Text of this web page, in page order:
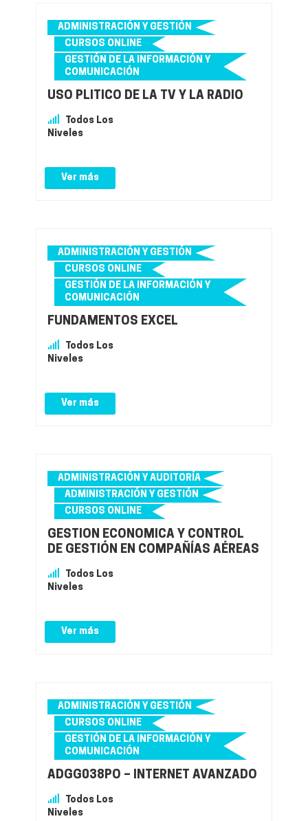
ADMINISTRACIÓN Y GESTIÓN
CURSOS ONLINE
GESTIÓN DE LA INFORMACIÓN Y
COMUNICACIÓN
USO PLÍTICO DE LA TV Y LA RADIO
Todos Los
Niveles
Ver más
ADMINISTRACIÓN Y GESTIÓN
CURSOS ONLINE
GESTIÓN DE LA INFORMACIÓN Y
COMUNICACIÓN
FUNDAMENTOS EXCEL
Todos Los
Niveles
Ver más
ADMINISTRACIÓN Y AUDITORÍA
ADMINISTRACIÓN Y GESTIÓN
CURSOS ONLINE
GESTIÓN ECONÓMICA Y CONTROL
DE GESTIÓN EN COMPAÑÍAS AÉREAS
Todos Los
Niveles
Ver más
ADMINISTRACIÓN Y GESTIÓN
CURSOS ONLINE
GESTIÓN DE LA INFORMACIÓN Y
COMUNICACIÓN
ADGG038PO – INTERNET AVANZADO
Todos Los
Niveles